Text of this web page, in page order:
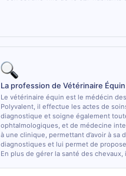
La profession de Vétérinaire Équin
Le vétérinaire équin est le médécin
Polyvalent, il effectue les actes de
diagnostique et soigne également
ophtalmologiques, et de médecine
à une clinique, permettant d’avoir à
diagnostiques et lui permet de
En plus de gérer la santé des